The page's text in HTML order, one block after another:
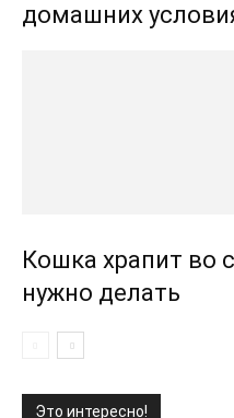
домашних
Кошка храпит во
нужно делать
Это интересно!